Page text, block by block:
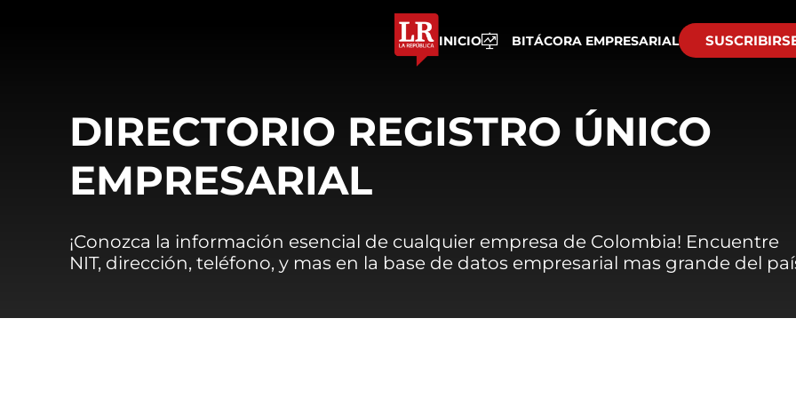
INICIO BITÁCORA EMPRESARIAL
DIRECTORIO REGISTRO ÚNICO
EMPRESARIAL
¡Conozca la información esencial de cualquier empresa de Colombia! Encuentre
NIT, dirección, teléfono, y mas en la base de datos empresarial mas grande del